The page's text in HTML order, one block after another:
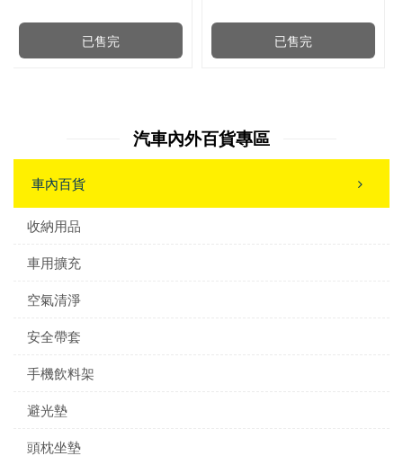
已售完 已售完
汽車內外百貨專區
車內百貨
收納用品
車用擴充
空氣清淨
安全帶套
手機飲料架
避光墊
頭枕坐墊